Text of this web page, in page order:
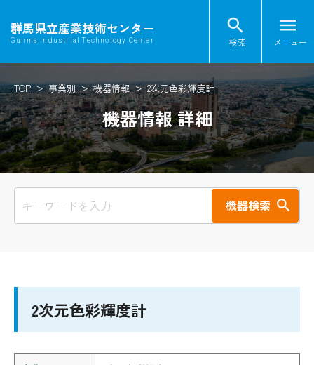
群馬県立産業技術センター
Gunma Industrial Technology Center
search
検索
menu
メニュー
TOP 事業別 機器情報 2次元色彩輝度計
機器情報 詳細
機器検索
2次元色彩輝度計